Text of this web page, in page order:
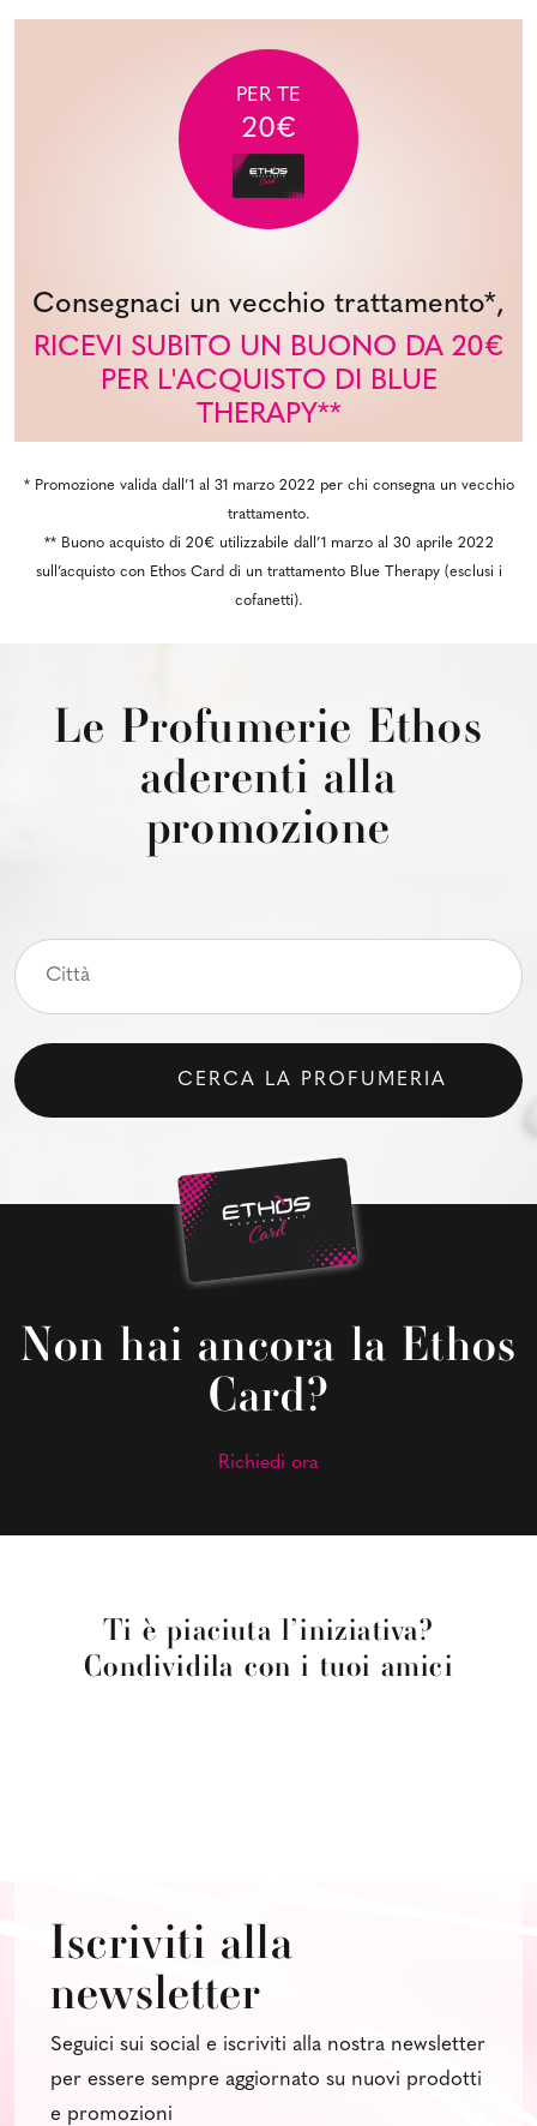
PER TE
20€
Consegnaci un vecchio trattamento*,
RICEVI SUBITO UN BUONO DA 20€
PER L'ACQUISTO DI BLUE
THERAPY**
* Promozione valida dall’1 al 31 marzo 2022 per chi consegna un vecchio
trattamento.
** Buono acquisto di 20€ utilizzabile dall’1 marzo al 30 aprile 2022
sull’acquisto con Ethos Card di un trattamento Blue Therapy (esclusi i
cofanetti).
Le Profumerie Ethos
aderenti alla
promozione
CERCA LA PROFUMERIA
Non hai ancora la Ethos
Card?
Richiedi ora
Ti è piaciuta l’iniziativa?
Condividila con i tuoi amici
Iscriviti alla
newsletter
Seguici sui social e iscriviti alla nostra newsletter
per essere sempre aggiornato su nuovi prodotti
e promozioni